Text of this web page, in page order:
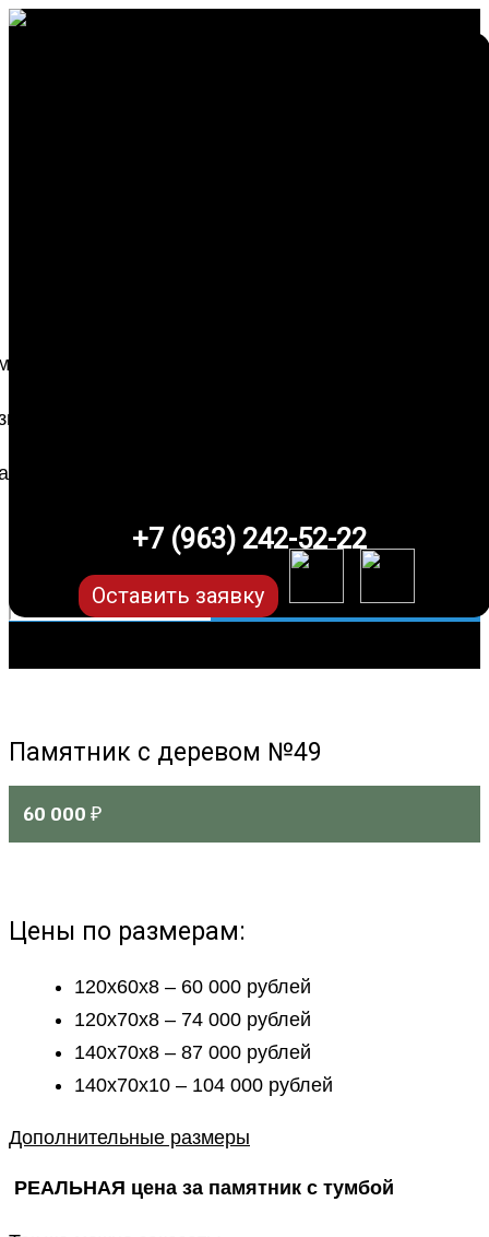
+7 (963) 242-52-22
Оставить заявку
Памятник с деревом №49
60 000 ₽
Цены по размерам:
120х60х8 – 60 000 рублей
120х70х8 – 74 000 рублей
140х70х8 – 87 000 рублей
140х70х10 – 104 000 рублей
Дополнительные размеры
РЕАЛЬНАЯ цена за памятник с тумбой